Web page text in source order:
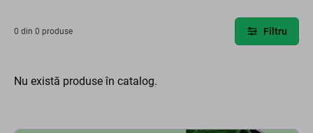
0 din 0 produse Filtru
Nu există produse în catalog.